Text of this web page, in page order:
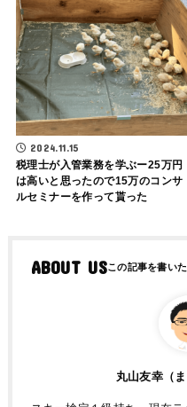
2024.11.15
税理士が入管業務を学ぶー25万円
は高いと思ったので15万のコンサ
ルセミナーを作って貰った
ABOUT US
丸山友幸（